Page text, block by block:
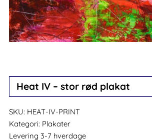
Heat IV – stor rød plakat
SKU: HEAT-IV-PRINT
Kategori: Plakater
Levering 3-7 hverdage